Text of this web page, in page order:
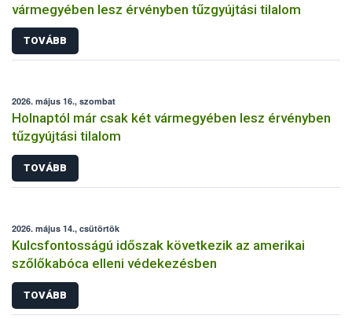
vármegyében lesz érvényben tűzgyújtási tilalom
TOVÁBB
2026. május 16., szombat
Holnaptól már csak két vármegyében lesz érvényben
tűzgyújtási tilalom
TOVÁBB
2026. május 14., csütörtök
Kulcsfontosságú időszak következik az amerikai
szőlőkabóca elleni védekezésben
TOVÁBB